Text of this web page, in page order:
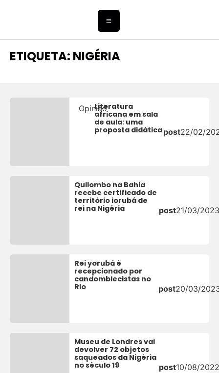
ETIQUETA: NIGÉRIA
OpiniãoLiteratura
africana em sala
de aula: uma
proposta didáticapost22/02/
Quilombo na Bahia
recebe certificado de
território iorubá de
rei na Nigéria
post21/03/
Rei yorubá é
recepcionado por
candomblecistas no
Rio
post20/03/
Museu de Londres vai
devolver 72 objetos
saqueados da Nigéria
no século 19
post10/08/